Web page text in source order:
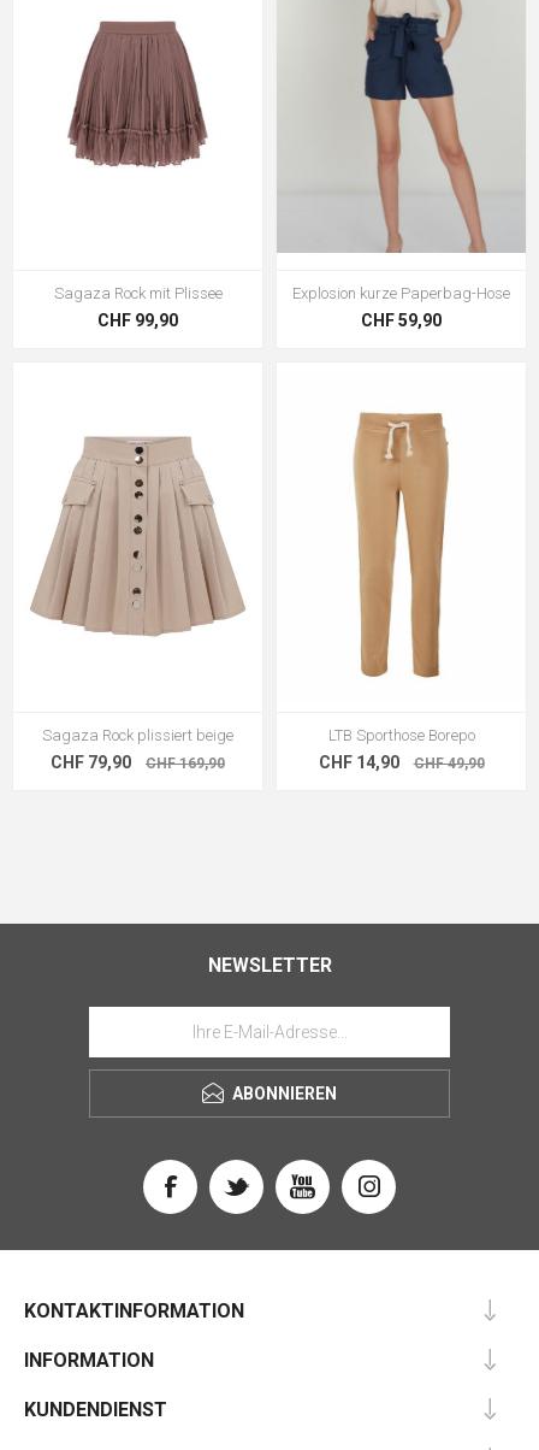
Sagaza Rock mit Plissee
CHF 99,90
Explosion kurze Paperbag-Hose
CHF 59,90
Sagaza Rock plissiert beige
CHF 79,90 CHF 169,90
LTB Sporthose Borepo
CHF 14,90 CHF 49,90
NEWSLETTER
ABONNIEREN
KONTAKTINFORMATION
INFORMATION
KUNDENDIENST